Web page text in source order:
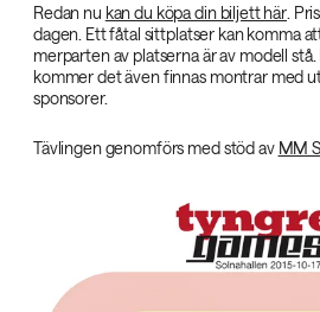
Redan nu kan du köpa din biljett här.
dagen. Ett fåtal sittplatser kan komma
merparten av platserna är av modell
kommer det även finnas montrar med
sponsorer.
Tävlingen genomförs med stöd av MM